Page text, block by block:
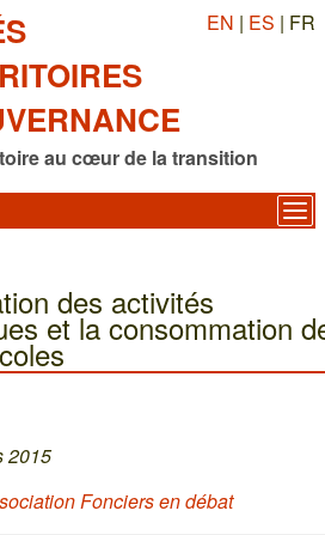
au cœur de la transition
EN | ES | FR
des activités
et la consommation
2015
Fonciers en débat